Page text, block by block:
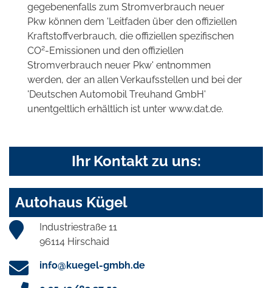
gegebenenfalls zum Stromverbrauch neuer
Pkw können dem 'Leitfaden über den offiziellen
Kraftstoffverbrauch, die offiziellen spezifischen
CO2-Emissionen und den offiziellen
Stromverbrauch neuer Pkw' entnommen
werden, der an allen Verkaufsstellen und bei der
'Deutschen Automobil Treuhand GmbH'
unentgeltlich erhältlich ist unter www.dat.de.
Ihr Kontakt zu uns:
Autohaus Kügel
Industriestraße 11
96114 Hirschaid
info@kuegel-gmbh.de